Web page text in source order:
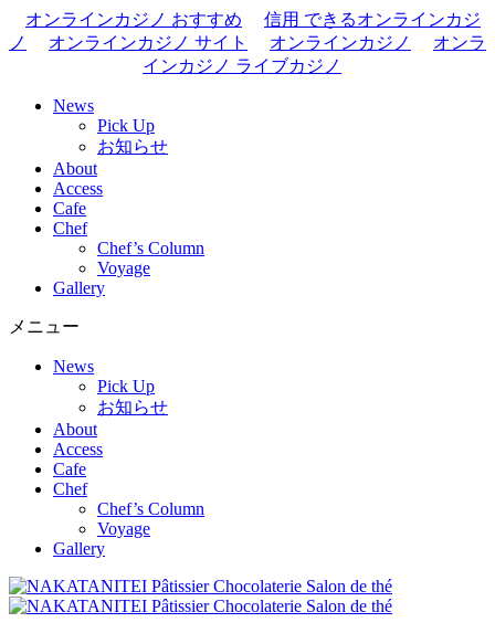
オンラインカジノ おすすめ
信用 できるオンラインカジ
ノ
オンラインカジノ サイト オンラインカジノ
オンラ
インカジノ ライブカジノ
News
Pick Up
お知らせ
About
Access
Cafe
Chef
Chef’s Column
Voyage
Gallery
メニュー
News
Pick Up
お知らせ
About
Access
Cafe
Chef
Chef’s Column
Voyage
Gallery